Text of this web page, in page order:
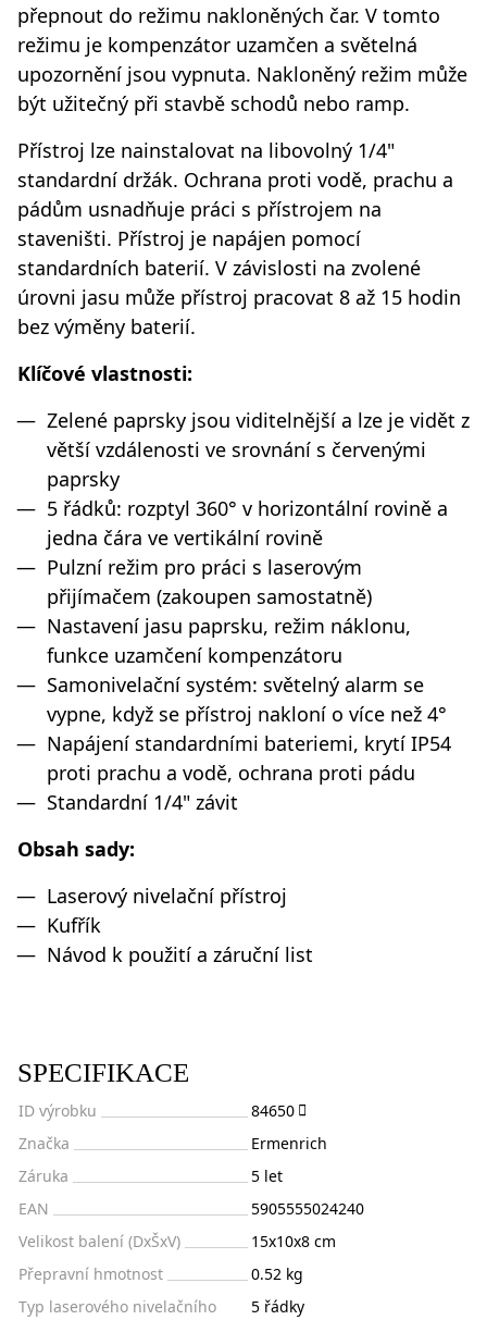
přepnout do režimu nakloněných čar. V tomto
režimu je kompenzátor uzamčen a světelná
upozornění jsou vypnuta. Nakloněný režim může
být užitečný při stavbě schodů nebo ramp.
Přístroj lze nainstalovat na libovolný 1/4"
standardní držák. Ochrana proti vodě, prachu a
pádům usnadňuje práci s přístrojem na
staveništi. Přístroj je napájen pomocí
standardních baterií. V závislosti na zvolené
úrovni jasu může přístroj pracovat 8 až 15 hodin
bez výměny baterií.
Klíčové vlastnosti:
Zelené paprsky jsou viditelnější a lze je vidět z
větší vzdálenosti ve srovnání s červenými
paprsky
5 řádků: rozptyl 360° v horizontální rovině a
jedna čára ve vertikální rovině
Pulzní režim pro práci s laserovým
přijímačem (zakoupen samostatně)
Nastavení jasu paprsku, režim náklonu,
funkce uzamčení kompenzátoru
Samonivelační systém: světelný alarm se
vypne, když se přístroj nakloní o více než 4°
Napájení standardními bateriemi, krytí IP54
proti prachu a vodě, ochrana proti pádu
Standardní 1/4" závit
Obsah sady:
Laserový nivelační přístroj
Kufřík
Návod k použití a záruční list
SPECIFIKACE
ID výrobku
84650
Značka
Ermenrich
Záruka
5 let
EAN
5905555024240
Velikost balení (DxŠxV)
15x10x8 cm
Přepravní hmotnost
0.52 kg
Typ laserového nivelačního
5 řádky